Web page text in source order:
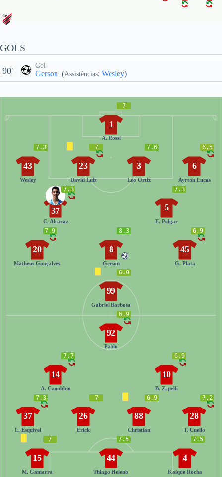
GOLS
Gol
Gerson (Assistências: Wesley)
90'
7
1
A. Rossi
6.5
6
Ayrton Lucas
7.6
3
Léo Ortiz
7
23
David Luiz
7.3
43
Wesley
7.3
5
E. Pulgar
7.3
37
C. Alcaraz
6.9
45
G. Plata
8.3
8
Gerson
7.9
20
Matheus Gonçalves
6.9
99
Gabriel Barbosa
7
15
M. Gamarra
7.5
44
Thiago Heleno
7.5
4
Kaique Rocha
7.3
37
L. Esquivel
7
26
Erick
6.9
88
Christian
7.2
28
T. Cuello
7.7
14
A. Canobbio
6.9
10
B. Zapelli
6.9
92
Pablo